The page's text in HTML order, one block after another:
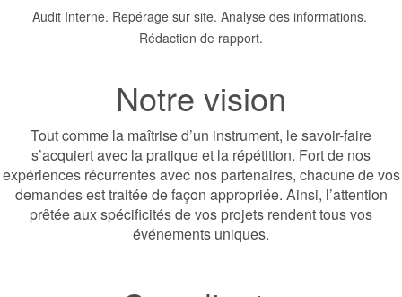
Audit Interne. Repérage sur site. Analyse des informations.
Rédaction de rapport.
Notre vision
Tout comme la maîtrise d’un instrument, le savoir-faire
s’acquiert avec la pratique et la répétition. Fort de nos
expériences récurrentes avec nos partenaires, chacune de vos
demandes est traitée de façon appropriée. Ainsi, l’attention
prêtée aux spécificités de vos projets rendent tous vos
événements uniques.